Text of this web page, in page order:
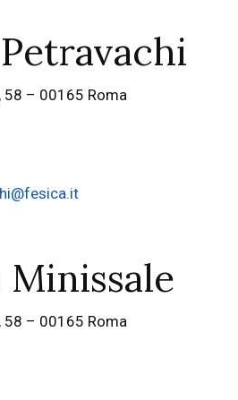
58 – 00165 Roma
58 – 00165 Roma